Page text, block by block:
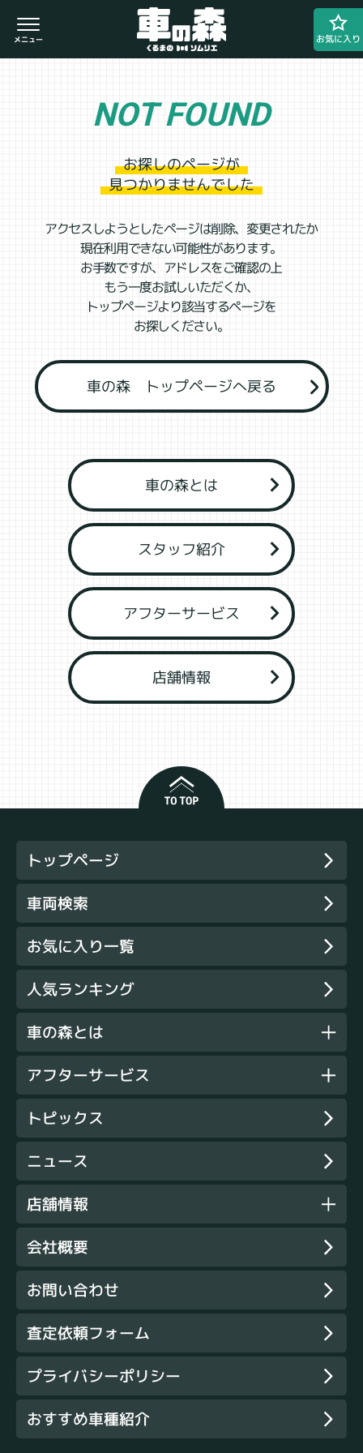
お気に入り
0800-080-1777
ご希望の店舗をタップしてください。
なかもず店 0800-830-3347
閉じる
NOT FOUND
お探しのページが
見つかりませんでした
アクセスしようとしたページは削除、変更されたか
現在利用できない可能性があります。
お手数ですが、アドレスをご確認の上
もう一度お試しいただくか、
トップページより該当するページを
お探しください。
車の森 トップページへ戻る
車の森とは
スタッフ紹介
アフターサービス
店舗情報
トップページ
車両検索
お気に入り一覧
人気ランキング
車の森とは
アフターサービス
トピックス
ニュース
店舗情報
会社概要
お問い合わせ
査定依頼フォーム
プライバシーポリシー
おすすめ車種紹介